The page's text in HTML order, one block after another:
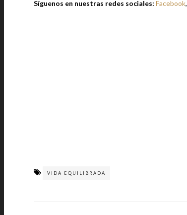
Síguenos en nuestras redes sociales: Facebook,
VIDA EQUILIBRADA